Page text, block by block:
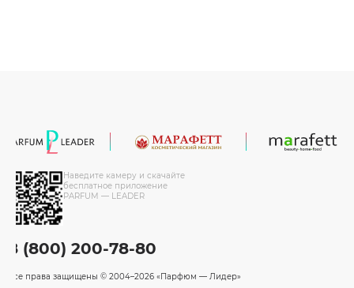
Наведите камеру и скачайте
бесплатное приложение
PARFUM — LEADER
8 (800) 200-78-80
Все права защищены © 2004–2026 «Парфюм — Лидер»